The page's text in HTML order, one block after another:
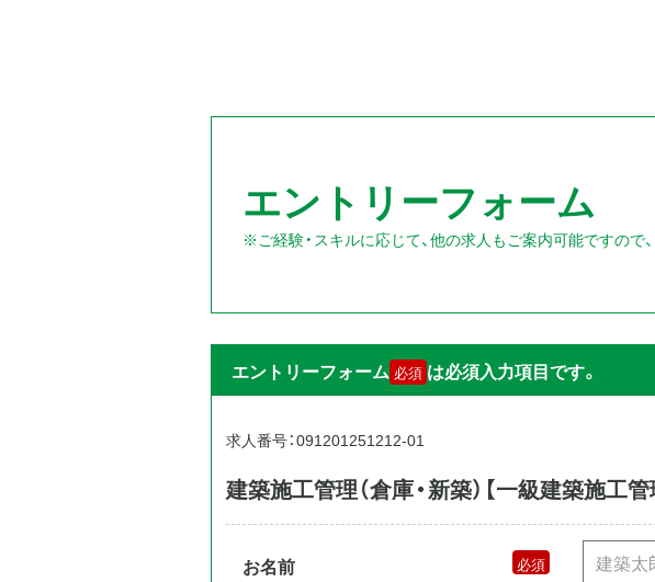
エントリーフォーム
※ご経験・スキルに応じて、他の求人もご案内可能ですので
エントリーフォーム 必須 は必須入力項目です。
求人番号：091201251212-01
建築施工管理（倉庫・新築）【一級建築施工
お名前